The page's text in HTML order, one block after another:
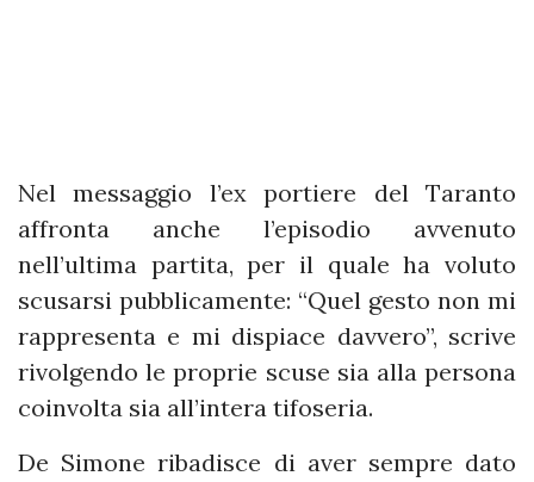
Nel messaggio l’ex portiere del Taranto
affronta anche l’episodio avvenuto
nell’ultima partita, per il quale ha voluto
scusarsi pubblicamente: “Quel gesto non mi
rappresenta e mi dispiace davvero”, scrive
rivolgendo le proprie scuse sia alla persona
coinvolta sia all’intera tifoseria.
De Simone ribadisce di aver sempre dato